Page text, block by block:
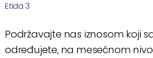
Etida 3
Podržavajte nas iznosom koji
određujete, na mesečnom